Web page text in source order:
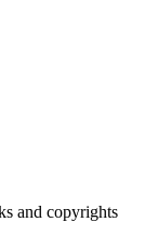
and copyrights